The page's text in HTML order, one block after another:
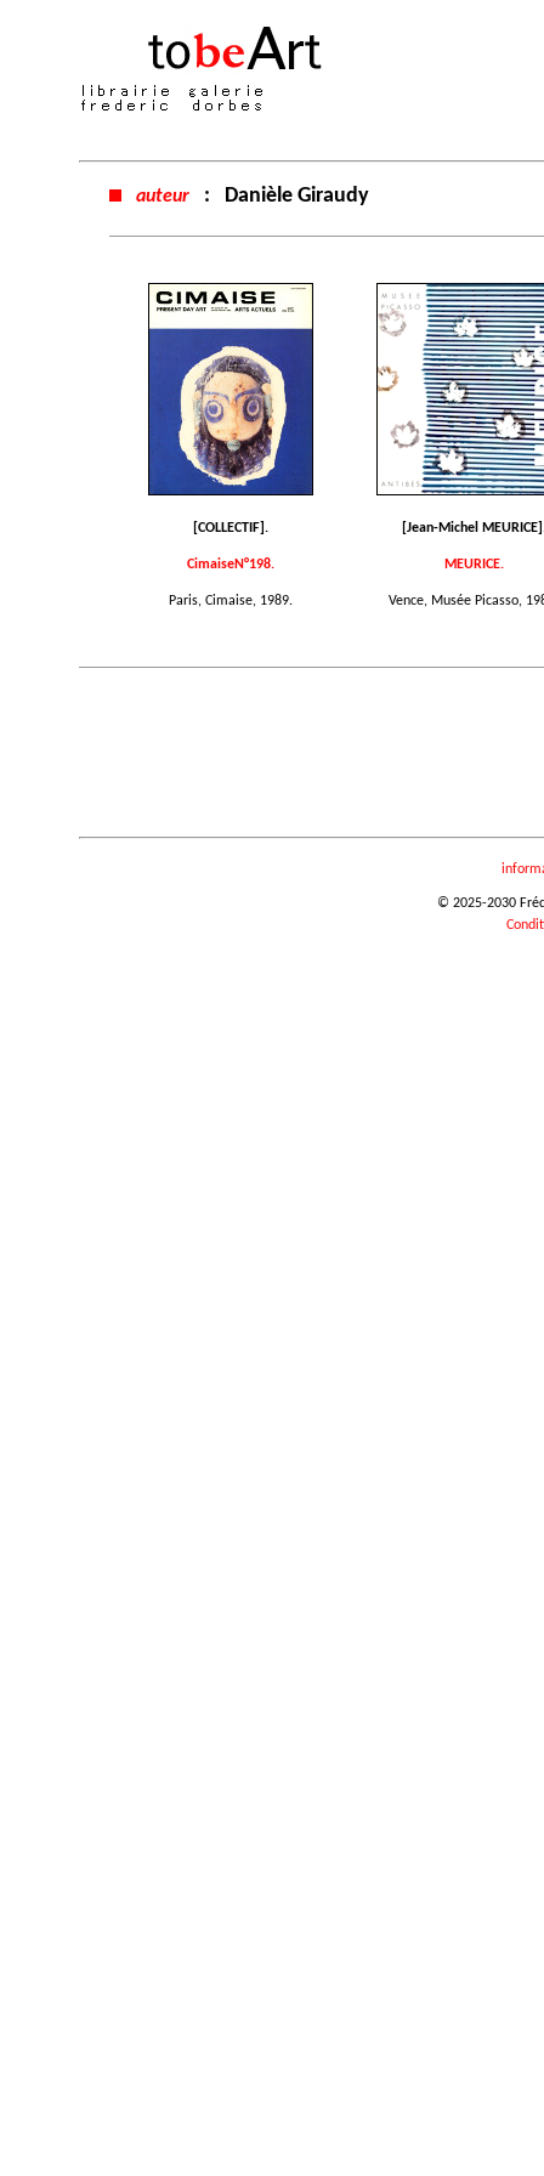
auteur : Danièle Giraudy
[COLLECTIF].
CimaiseN°198.
Paris, Cimaise, 1989.
[Jean-Michel
MEURICE.
Vence, Musée Picasso,
© 2025-2030